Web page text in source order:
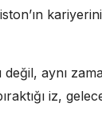
aynı
iz,